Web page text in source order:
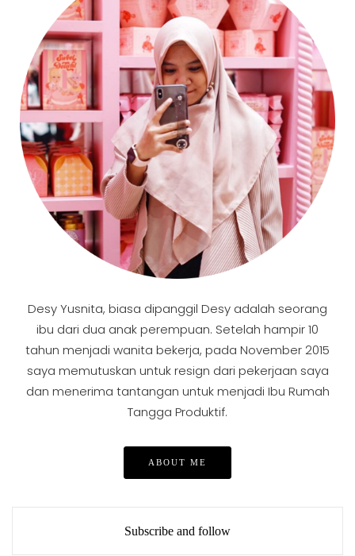
Desy Yusnita, biasa dipanggil Desy adalah seorang
ibu dari dua anak perempuan. Setelah hampir 10
tahun menjadi wanita bekerja, pada November 2015
saya memutuskan untuk resign dari pekerjaan saya
dan menerima tantangan untuk menjadi Ibu Rumah
Tangga Produktif.
ABOUT ME
Subscribe and follow